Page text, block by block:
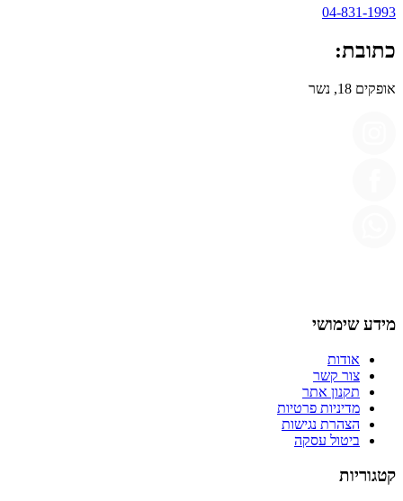
04-831-1993
כתובת:
אופקים 18, נשר
מידע שימושי
אודות
צור קשר
תקנון אתר
מדיניות פרטיות
הצהרת נגישות
ביטול עסקה
קטגוריות